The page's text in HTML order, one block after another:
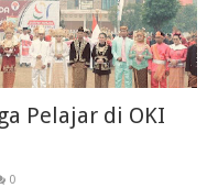
Pelajar di OKI
0